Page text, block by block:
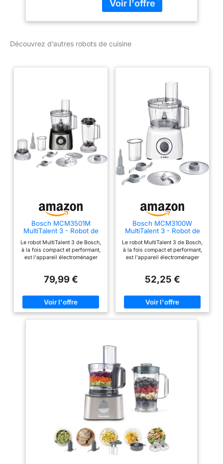
planétaire incliné ultra
antidérapants et
éclaboussures
Découvrez d’autres robots de cuisine
Bosch MCM3501M
MultiTalent 3 - Robot de
Blender
Le robot MultiTalent 3 de Bosch,
à la fois compact et performant,
est l'appareil électroménager
recettes, même les plus
polyvalent : le robot est doté de
plus de 50 fonctions dont
fouetter, mélanger, battre, mixer,
MultiLevel6 doté de 3 doubles
lames La grande capacité du
bol de 2,3 L permet de préparer
jusqu'à 0,8 kg de pâte à gâteau
/ Mini-hachoir avec 4 lames
inox pour hacher des petites
quantités de viande Livraison : 1
x Bosch MultiTalent 3 robot de
cuisine / Robot multifonctions
pour réaliser plus de 50 tâches
différentes / Avec accessoires
de série / Couleur : Noir/Inox
brossé
79,99 €
Bosch MCM3100W
MultiTalent 3 - Robot de
Le robot MultiTalent 3 de Bosch,
à la fois compact et performant,
est l'appareil électroménager
recettes, même les plus
extrêmement compact le rend
adapté même aux cuisines les
plus petites / Installation facile
puissance de 800 W La grande
capacité du bol de 2,3 L permet
de préparer jusqu'à 0,8 kg de
pâte à gâteau ; Couteau
multifonctions inox et disque
réversible pour râper et émincer
Livraison : 1 x Bosch MultiTalent
3 robot de cuisine ; Robot
multifonctions pour réaliser plus
de 20 tâches différentes ; Avec
accessoires de série ; Couleur :
Blanc/Gris
52,25 €